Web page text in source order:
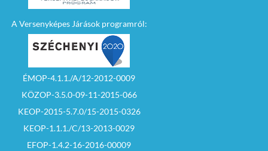
A Versenyképes Járások programról:
ÉMOP-4.1.1./A/12-2012-0009
KÖZOP-3.5.0-09-11-2015-066
KEOP-2015-5.7.0/15-2015-0326
KEOP-1.1.1./C/13-2013-0029
EFOP-1.4.2-16-2016-00009